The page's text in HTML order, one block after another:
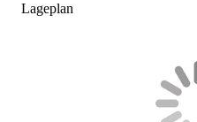
Lageplan